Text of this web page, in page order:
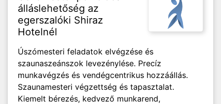
álláslehetőség az
egerszalóki Shiraz
Hotelnél
Úszómesteri feladatok elvégzése és
szaunaszeánszok levezénylése. Precíz
munkavégzés és vendégcentrikus hozzáállás.
Szaunamesteri végzettség és tapasztalat.
Kiemelt bérezés, kedvező munkarend,